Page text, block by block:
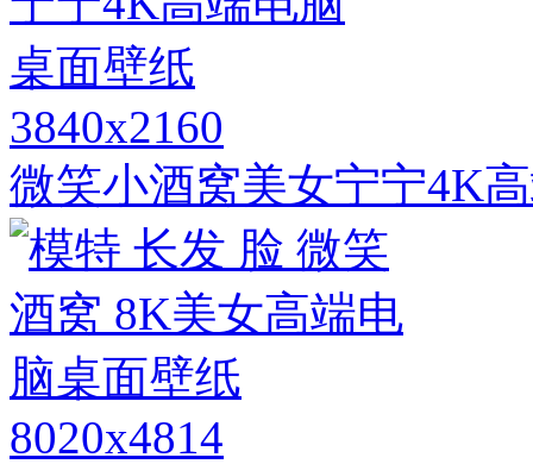
3840x2160
微笑小酒窝美女宁宁4K
8020x4814